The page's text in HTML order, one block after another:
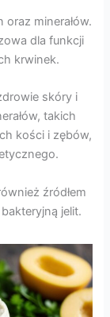
minerałów.
dla funkcji
krwinek.
skóry i
takich
kości i zębów,
źródłem
jelit.